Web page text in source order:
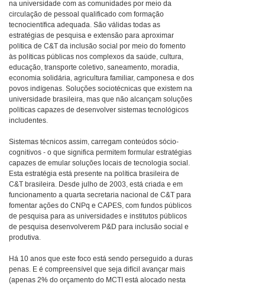
na universidade com as comunidades por meio da
circulação de pessoal qualificado com formação
tecnocientífica adequada. São válidas todas as
estratégias de pesquisa e extensão para aproximar
política de C&T da inclusão social por meio do fomento
às políticas públicas nos complexos da saúde, cultura,
educação, transporte coletivo, saneamento, moradia,
economia solidária, agricultura familiar, camponesa e dos
povos indígenas. Soluções sociotécnicas que existem na
universidade brasileira, mas que não alcançam soluções
políticas capazes de desenvolver sistemas tecnológicos
includentes.
Sistemas técnicos assim, carregam conteúdos sócio-
cognitivos - o que significa permitem formular estratégias
capazes de emular soluções locais de tecnologia social.
Esta estratégia está presente na política brasileira de
C&T brasileira. Desde julho de 2003, está criada e em
funcionamento a quarta secretaria nacional de C&T para
fomentar ações do CNPq e CAPES, com fundos públicos
de pesquisa para as universidades e institutos públicos
de pesquisa desenvolverem P&D para inclusão social e
produtiva.
Há 10 anos que este foco está sendo perseguido a duras
penas. E é compreensível que seja difícil avançar mais
(apenas 2% do orçamento do MCTI está alocado nesta